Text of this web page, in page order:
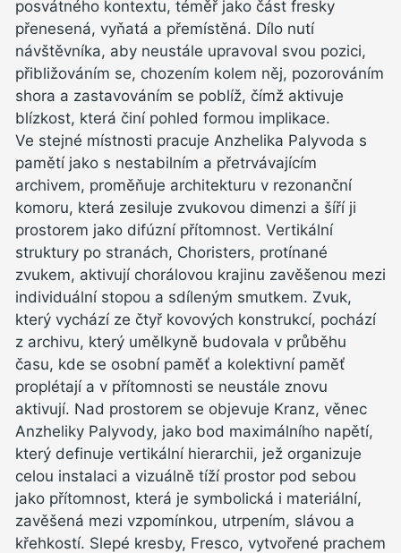
posvátného kontextu, téměř jako část fresky
přenesená, vyňatá a přemístěná. Dílo nutí
návštěvníka, aby neustále upravoval svou pozici,
přibližováním se, chozením kolem něj, pozorováním
shora a zastavováním se poblíž, čímž aktivuje
blízkost, která činí pohled formou implikace.
Ve stejné místnosti pracuje Anzhelika Palyvoda s
pamětí jako s nestabilním a přetrvávajícím
archivem, proměňuje architekturu v rezonanční
komoru, která zesiluje zvukovou dimenzi a šíří ji
prostorem jako difúzní přítomnost. Vertikální
struktury po stranách, Choristers, protínané
zvukem, aktivují chorálovou krajinu zavěšenou mezi
individuální stopou a sdíleným smutkem. Zvuk,
který vychází ze čtyř kovových konstrukcí, pochází
z archivu, který umělkyně budovala v průběhu
času, kde se osobní paměť a kolektivní paměť
proplétají a v přítomnosti se neustále znovu
aktivují. Nad prostorem se objevuje Kranz, věnec
Anzheliky Palyvody, jako bod maximálního napětí,
který definuje vertikální hierarchii, jež organizuje
celou instalaci a vizuálně tíží prostor pod sebou
jako přítomnost, která je symbolická i materiální,
zavěšená mezi vzpomínkou, utrpením, slávou a
křehkostí. Slepé kresby, Fresco, vytvořené prachem